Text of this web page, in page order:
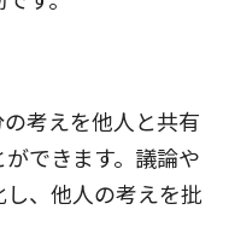
考えを他人と共有
できます。議論や
、他人の考えを批